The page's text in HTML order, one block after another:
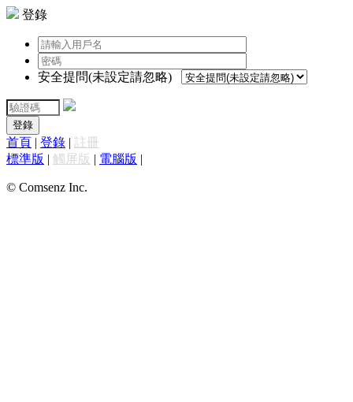
登錄
安全提問(未設定請忽略)
登錄
首頁 | 登錄 | 註冊
標準版 | 觸屏版 | 電腦版 |
© Comsenz Inc.